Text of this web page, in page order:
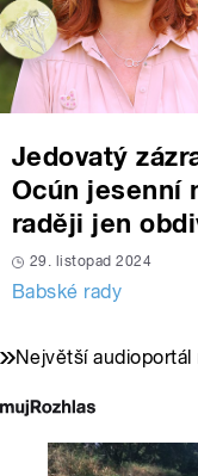
Jedovatý
Ocún jesenní
raději jen
29. listopad 2024
Babské rady
Největší